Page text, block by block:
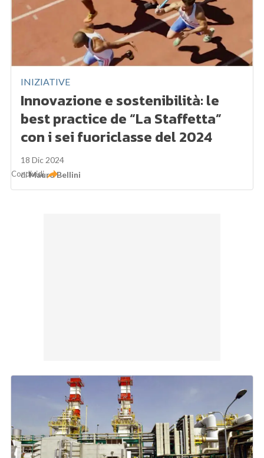
INIZIATIVE
Innovazione e sostenibilità: le
best practice de “La Staffetta”
con i sei fuoriclasse del 2024
18 Dic 2024
diMauro Bellini
Condividi